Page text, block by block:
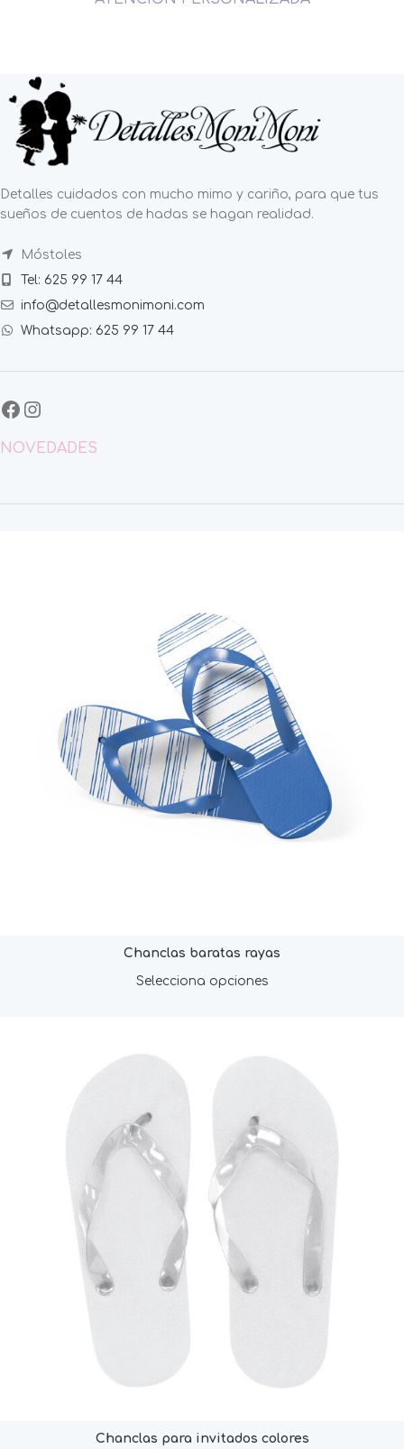
Detalles cuidados con mucho mimo y cariño, para que tus
sueños de cuentos de hadas se hagan realidad.
Móstoles
Tel: 625 99 17 44
info@detallesmonimoni.com
Whatsapp: 625 99 17 44
NOVEDADES
Chanclas baratas rayas
Selecciona opciones
Chanclas para invitados colores